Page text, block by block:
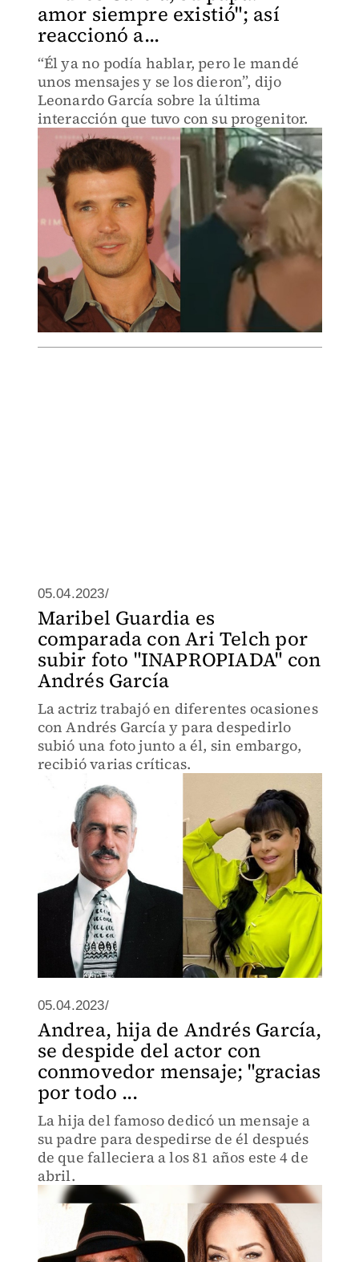
amor siempre existió"; así
reaccionó a...
“Él ya no podía hablar, pero le mandé
unos mensajes y se los dieron”, dijo
Leonardo García sobre la última
interacción que tuvo con su progenitor.
05.04.2023/
Maribel Guardia es
comparada con Ari Telch por
subir foto "INAPROPIADA" con
Andrés García
La actriz trabajó en diferentes ocasiones
con Andrés García y para despedirlo
subió una foto junto a él, sin embargo,
recibió varias críticas.
05.04.2023/
Andrea, hija de Andrés García,
se despide del actor con
conmovedor mensaje; "gracias
por todo ...
La hija del famoso dedicó un mensaje a
su padre para despedirse de él después
de que falleciera a los 81 años este 4 de
abril.